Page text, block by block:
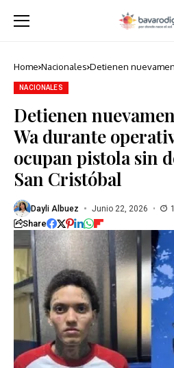
Home Nacionales Detienen
NACIONALES
Detienen
Wa durante
ocupan pistola sin
San Cristóbal
Dayli Albuez Junio 22, 2026
Share